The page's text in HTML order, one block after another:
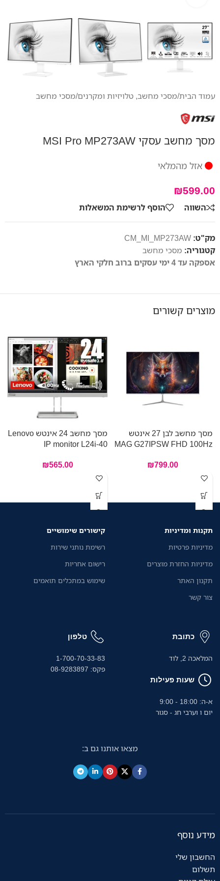
עמוד הבית/מסכי מחשב, טלויזיות ומקרנים/מסכי מחשב
מסך מחשב עסקי MSI Pro MP273AW
אזל מהמלאי
₪599.00
השווה הוסף לרשימת המשאלות
מק"ט: CM_MI_MP273AW
קטגוריה: מסכי מחשב
אספקה עד 4 ימי עסקים ברוב חלקי הארץ
מוצרים קשורים
מסך מחשב לבן 27 אינטש
MAG G27IPSW FHD 100Hz
₪799.00
מסך מחשב 24 ‏אינטש Lenovo
IP monitor L24i-40
₪565.00
תקנות ומדיניות
מדיניות פרטיות
מדיניות החזרת מוצרים
תקנון האתר
צור קשר
קישורים שימושיים
רשימת נותני שירות
רישום אחריות
שימוש במתכלים תואמים
כתובת
המלאכה 2, לוד
שעות פעילות
א-ה: 18:00 - 9:00
יום ו וערבי חג - סגור
טלפון
1-700-70-33-83
פקס: 08-9283897
מצאו אותנו גם ב:
מידע נוסף
החשבון שלי
תשלום